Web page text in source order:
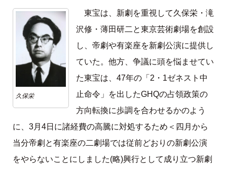
久保栄
東宝は、新劇を重視して久保栄・滝
沢修・薄田研二と東京芸術劇場を創設
し、帝劇や有楽座を新劇公演に提供し
ていた。他方、争議に頭を悩ませてい
た東宝は、47年の「2・1ゼネスト中
止命令」を出したGHQの占領政策の
方向転換に歩調を合わせるかのよう
に、3月4日に諸経費の高騰に対処するため＜四月から
当分帝劇と有楽座の二劇場では従前どおりの新劇公演
をやらないことにしました(略)興行として成り立つ新劇